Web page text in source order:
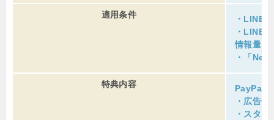
適用条件
・
・
情報量を
・「
特典内容
PayPay
・広告
・スタ